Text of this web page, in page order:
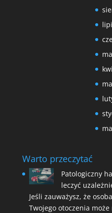
Warto przeczytać
Patologiczny
leczyć
Jeśli zauważysz, że
Twojego otoczenia